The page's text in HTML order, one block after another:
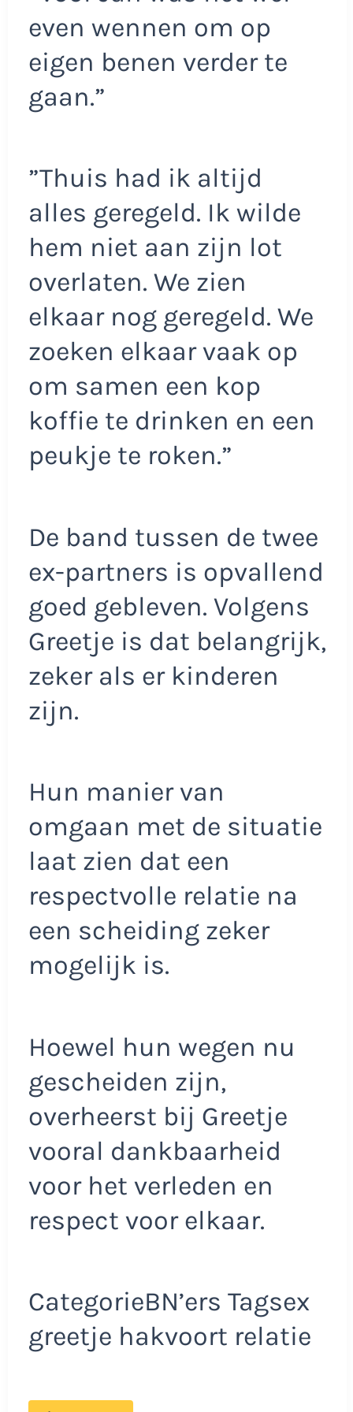
even wennen om op
eigen benen verder te
gaan.”
”Thuis had ik altijd
alles geregeld. Ik wilde
hem niet aan zijn lot
overlaten. We zien
elkaar nog geregeld. We
zoeken elkaar vaak op
om samen een kop
koffie te drinken en een
peukje te roken.”
De band tussen de twee
ex-partners is opvallend
goed gebleven. Volgens
Greetje is dat belangrijk,
zeker als er kinderen
zijn.
Hun manier van
omgaan met de situatie
laat zien dat een
respectvolle relatie na
een scheiding zeker
mogelijk is.
Hoewel hun wegen nu
gescheiden zijn,
overheerst bij Greetje
vooral dankbaarheid
voor het verleden en
respect voor elkaar.
CategorieBN’ers Tagsex
greetje hakvoort relatie